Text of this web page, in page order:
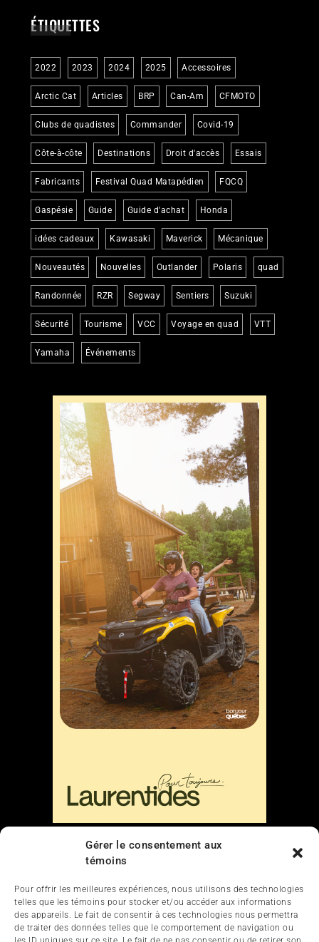
Gérer le consentement aux
témoins
Pour offrir les meilleures expériences, nous utilisons des technologies
telles que les témoins pour stocker et/ou accéder aux informations
des appareils. Le fait de consentir à ces technologies nous permettra
de traiter des données telles que le comportement de navigation ou
ÉTIQUETTES
2022 2023 2024 2025 Accessoires
Arctic Cat Articles BRP Can-Am CFMOTO
Clubs de quadistes Commander Covid-19
Côte-à-côte Destinations Droit d'accès Essais
Fabricants Festival Quad Matapédien FQCQ
Gaspésie Guide Guide d'achat Honda
idées cadeaux Kawasaki Maverick Mécanique
Nouveautés Nouvelles Outlander Polaris quad
Randonnée RZR Segway Sentiers Suzuki
Sécurité Tourisme VCC Voyage en quad VTT
Yamaha Événements
Nous contacter